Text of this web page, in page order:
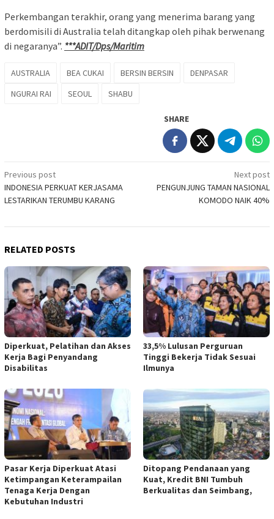
Perkembangan terakhir, orang yang menerima barang yang
berdomisili di Australia telah ditangkap oleh pihak berwenang
di negaranya”. ***ADIT/Dps/Maritim
AUSTRALIA BEA CUKAI BERSIN BERSIN
DENPASAR
NGURAI RAI
SEOUL SHABU
SHARE
Post
navigation
Previous post
INDONESIA PERKUAT KERJASAMA
LESTARIKAN TERUMBU KARANG
Next post
PENGUNJUNG TAMAN NASIONAL
KOMODO NAIK 40%
RELATED POSTS
Diperkuat, Pelatihan dan Akses
Kerja Bagi Penyandang
Disabilitas
33,5% Lulusan Perguruan
Tinggi Bekerja Tidak Sesuai
Ilmunya
Pasar Kerja Diperkuat Atasi
Ketimpangan Keterampailan
Tenaga Kerja Dengan
Kebutuhan Industri
Ditopang Pendanaan yang
Kuat, Kredit BNI Tumbuh
Berkualitas dan Seimbang,